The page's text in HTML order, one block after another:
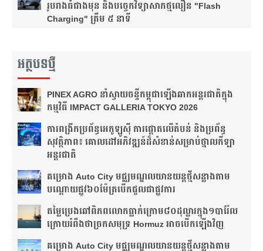
រូបរាងធំជាងមុន និងបច្ចេកវិទ្យាសាកថ្មលឿន "Flash
Charging" ត្រឹម ៥ នាទី
អត្ថបទថ្មី
PINEX AGRO នាំ​ស្វាយចន្ទី​កម្ពុជា​ឡើង​ឆាក​អន្តរជាតិ​​ក្នុង​
កម្មវិធី​ IMPACT GALLERIA TOKYO 2026
ការពង្រីកប្រព័ន្ធអេកូឡូស៊ី ការផ្តោតលើតំបន់ និងប្រព័ន្ធ
សុវត្ថិភាព៖ គោលដៅអភិវឌ្ឍន៍ដ៏សំខាន់សម្រាប់ថ្នាលកីឡា
អន្តរជាតិ
គម្រោង Auto City មជ្ឈមណ្ឌលយានយន្តថ្មីសន្លាង​តាម
បណ្តោយផ្លូវ​​៦០ម៉ែត្រ​បើកជួលជាផ្លូវការ
តម្លៃប្រេងឆៅពិភពលោកធ្លាក់ក្រោម៨០ដុល្លារក្នុង១បារ៉ែល
ក្រោយរំពឹងថា​ច្រកសមុទ្រ Hormuz អាចបើកឡើងវិញ
គម្រោង Auto City មជ្ឈមណ្ឌលយានយន្តថ្មីសន្លាង​តាម